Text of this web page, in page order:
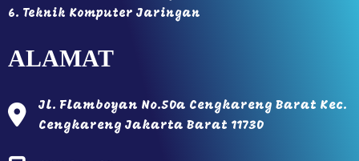
6. Teknik Komputer Jaringan
ALAMAT
Jl. Flamboyan No.50a Cengkareng Barat Kec.
Cengkareng Jakarta Barat 11730